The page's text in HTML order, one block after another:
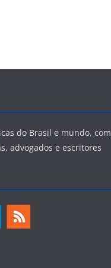
do Brasil e mundo, com
advogados e escritores